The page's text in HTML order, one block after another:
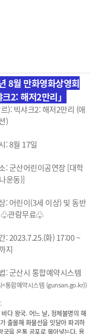
8월 만화영화상영회
크2: 해저2만리」
): 빅샤크2: 해저2만리 (애
)
: 8월 17일
: 군산어린이공연장 [대학
운동)]
: 어린이(3세 이상) 및 동반
관람무료♧
: 2023.7.25.(화) 17:00 ~
지
: 군산시 통합예약시스템
<통합예약시스템 (gunsan.go.kr))
다 왕국. 어느 날, 정체불명의 해
출몰해 화물선을 잇달아 파괴하
국을 온통 공포로 몰아넣는다. 용